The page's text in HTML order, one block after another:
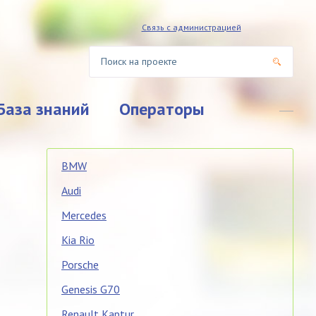
Связь с администрацией
знаний Операторы
BMW
Audi
Mercedes
Kia Rio
Porsche
Genesis G70